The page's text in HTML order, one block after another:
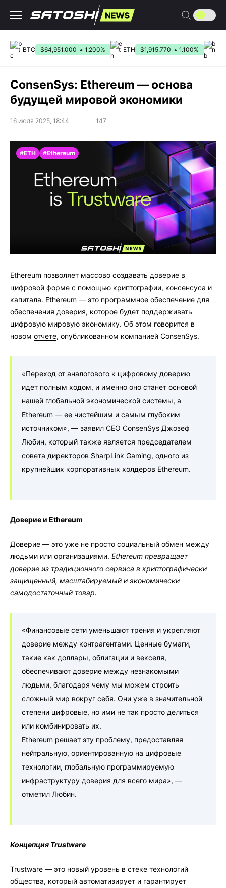
содержанию
BTC $64,951.000 1.200% ETH $1,915.770 1.100%
ConsenSys: Ethereum — основа
будущей мировой экономики
16 июля 2025, 18:44 147
#ETH #Ethereum
Ethereum позволяет массово создавать доверие в
цифровой форме с помощью криптографии, консенсуса и
капитала. Ethereum — это программное обеспечение для
обеспечения доверия, которое будет поддерживать
цифровую мировую экономику. Об этом говорится в
новом отчете, опубликованном компанией ConsenSys.
«Переход от аналогового к цифровому доверию
идет полным ходом, и именно оно станет основой
нашей глобальной экономической системы, а
Ethereum — ее чистейшим и самым глубоким
источником», — заявил CEO ConsenSys Джозеф
Любин, который также является председателем
совета директоров SharpLink Gaming, одного из
крупнейших корпоративных холдеров Ethereum.
Доверие и Ethereum
Доверие — это уже не просто социальный обмен между
людьми или организациями. Ethereum превращает
доверие из традиционного сервиса в криптографически
защищенный, масштабируемый и экономически
самодостаточный товар.
«Финансовые сети уменьшают трения и укрепляют
доверие между контрагентами. Ценные бумаги,
такие как доллары, облигации и векселя,
обеспечивают доверие между незнакомыми
людьми, благодаря чему мы можем строить
сложный мир вокруг себя. Они уже в значительной
степени цифровые, но ими не так просто делиться
или комбинировать их.
Ethereum решает эту проблему, предоставляя
нейтральную, ориентированную на цифровые
технологии, глобальную программируемую
инфраструктуру доверия для всего мира», —
отметил Любин.
Концепция Trustware
Trustware — это новый уровень в стеке технологий
общества, который автоматизирует и гарантирует